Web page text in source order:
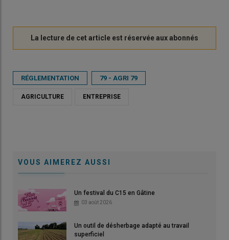
RÉGLEMENTATION 79 - AGRI 79
AGRICULTURE ENTREPRISE
VOUS AIMEREZ AUSSI
Un festival du C15 en Gâtine
03 août 2026
Un outil de désherbage adapté au travail
superficiel